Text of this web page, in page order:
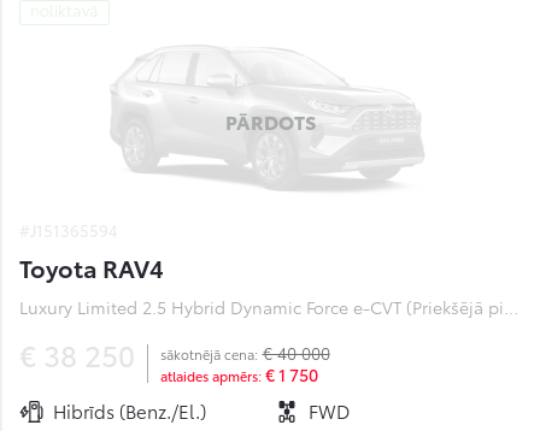
noliktavā
PĀRDOTS
Toyota RAV4
Luxury Limited 2.5 Hybrid Dynamic Force e-CVT (Priekšējā piedziņa) (131 kW)
€ 38 250 sākotnējā cena: € 40 000
atlaides apmērs: € 1 750
Hibrīds (Benz./El.)
FWD